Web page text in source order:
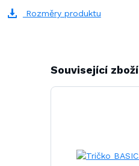
Rozměry produktu
Související zboží